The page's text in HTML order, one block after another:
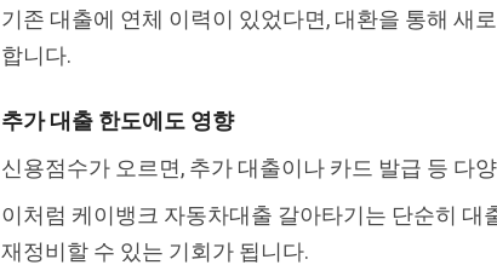
기존 대출에 연체 이력이 있었다면, 대환을 통해 새
합니다.
추가 대출 한도에도 영향
신용점수가 오르면, 추가 대출이나 카드 발급 등 다
이처럼 케이뱅크 자동차대출 갈아타기는 단순히
재정비할 수 있는 기회가 됩니다.